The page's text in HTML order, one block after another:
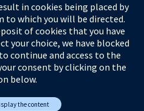
in cookies being placed by
which you will be directed.
of cookies that you have
your choice, we have blocked
continue and access to the
consent by clicking on the
below.
the content